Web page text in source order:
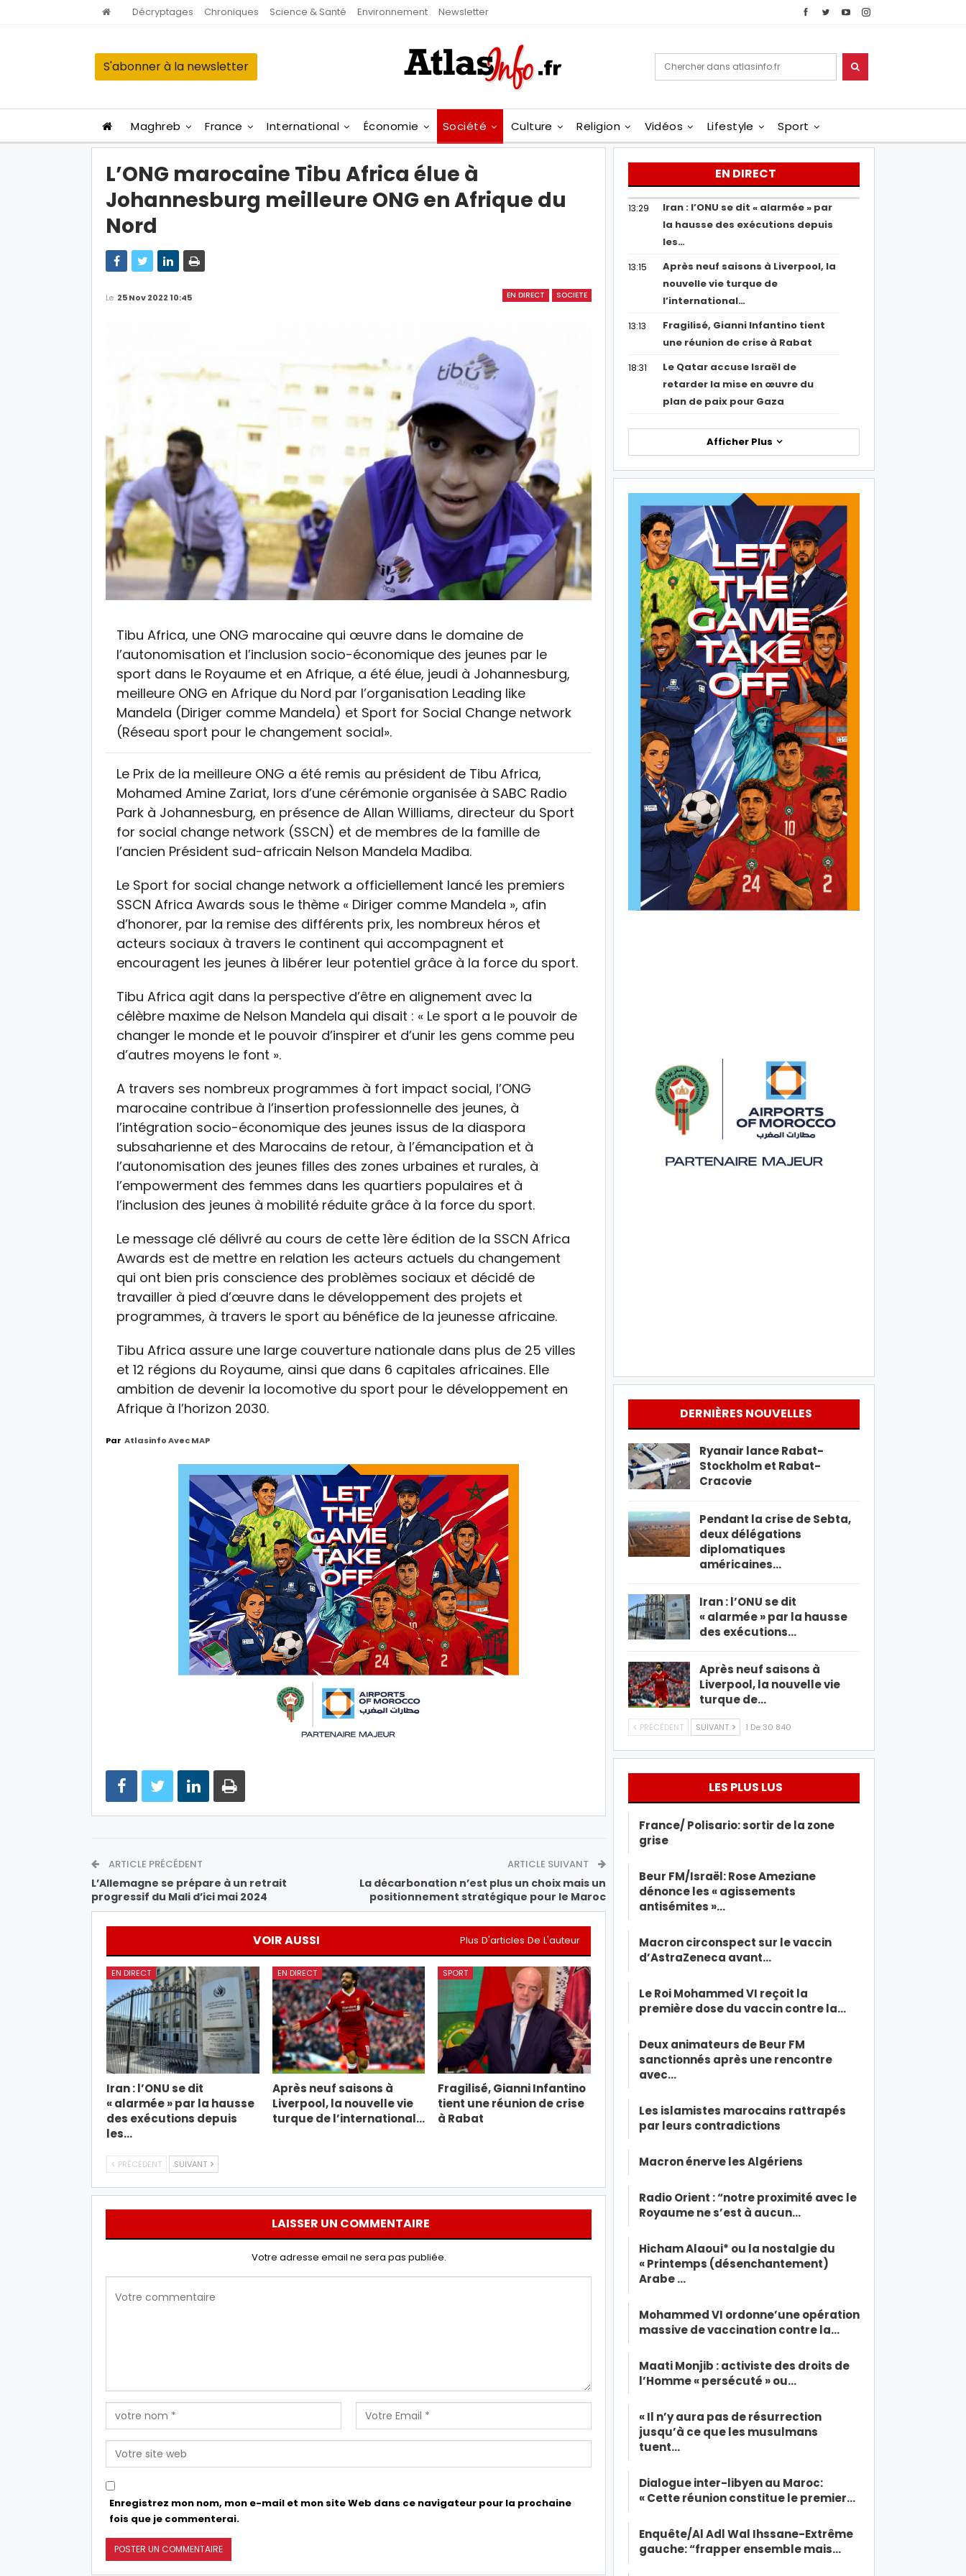
Décryptages Chroniques Science & Santé Environnement Newsletter
S'abonner à la newsletter
Maghreb France International Économie Société Culture Religion Vidéos Lifestyle Sport
L’ONG marocaine Tibu Africa élue à
Johannesburg meilleure ONG en Afrique du
Nord
EN DIRECT SOCIETE
Le 25 Nov 2022 10:45
Tibu Africa, une ONG marocaine qui œuvre dans le domaine de
l’autonomisation et l’inclusion socio-économique des jeunes par le
sport dans le Royaume et en Afrique, a été élue, jeudi à Johannesburg,
meilleure ONG en Afrique du Nord par l’organisation Leading like
Mandela (Diriger comme Mandela) et Sport for Social Change network
(Réseau sport pour le changement social».
Le Prix de la meilleure ONG a été remis au président de Tibu Africa,
Mohamed Amine Zariat, lors d’une cérémonie organisée à SABC Radio
Park à Johannesburg, en présence de Allan Williams, directeur du Sport
for social change network (SSCN) et de membres de la famille de
l’ancien Président sud-africain Nelson Mandela Madiba.
Le Sport for social change network a officiellement lancé les premiers
SSCN Africa Awards sous le thème « Diriger comme Mandela », afin
d’honorer, par la remise des différents prix, les nombreux héros et
acteurs sociaux à travers le continent qui accompagnent et
encouragent les jeunes à libérer leur potentiel grâce à la force du sport.
Tibu Africa agit dans la perspective d’être en alignement avec la
célèbre maxime de Nelson Mandela qui disait : « Le sport a le pouvoir de
changer le monde et le pouvoir d’inspirer et d’unir les gens comme peu
d’autres moyens le font ».
A travers ses nombreux programmes à fort impact social, l’ONG
marocaine contribue à l’insertion professionnelle des jeunes, à
l’intégration socio-économique des jeunes issus de la diaspora
subsaharienne et des Marocains de retour, à l’émancipation et à
l’autonomisation des jeunes filles des zones urbaines et rurales, à
l’empowerment des femmes dans les quartiers populaires et à
l’inclusion des jeunes à mobilité réduite grâce à la force du sport.
Le message clé délivré au cours de cette 1ère édition de la SSCN Africa
Awards est de mettre en relation les acteurs actuels du changement
qui ont bien pris conscience des problèmes sociaux et décidé de
travailler à pied d’œuvre dans le développement des projets et
programmes, à travers le sport au bénéfice de la jeunesse africaine.
Tibu Africa assure une large couverture nationale dans plus de 25 villes
et 12 régions du Royaume, ainsi que dans 6 capitales africaines. Elle
ambition de devenir la locomotive du sport pour le développement en
Afrique à l’horizon 2030.
Par Atlasinfo Avec MAP
ARTICLE PRÉCÉDENT
L’Allemagne se prépare à un retrait
progressif du Mali d’ici mai 2024
ARTICLE SUIVANT
La décarbonation n’est plus un choix mais un
positionnement stratégique pour le Maroc
VOIR AUSSI Plus D'articles De L'auteur
EN DIRECT
Iran : l’ONU se dit
« alarmée » par la hausse
des exécutions depuis
les…
EN DIRECT
Après neuf saisons à
Liverpool, la nouvelle vie
turque de l’international…
SPORT
Fragilisé, Gianni Infantino
tient une réunion de crise
à Rabat
PRÉCÉDENT SUIVANT
LAISSER UN COMMENTAIRE
Votre adresse email ne sera pas publiée.
Enregistrez mon nom, mon e-mail et mon site Web dans ce navigateur pour la prochaine
fois que je commenterai.
EN DIRECT
13:29
Iran : l’ONU se dit « alarmée » par
la hausse des exécutions depuis
les…
13:15
Après neuf saisons à Liverpool, la
nouvelle vie turque de
l’international…
13:13
Fragilisé, Gianni Infantino tient
une réunion de crise à Rabat
18:31
Le Qatar accuse Israël de
retarder la mise en œuvre du
plan de paix pour Gaza
Afficher Plus
DERNIÈRES NOUVELLES
Ryanair lance Rabat-
Stockholm et Rabat-
Cracovie
Pendant la crise de Sebta,
deux délégations
diplomatiques
américaines…
Iran : l’ONU se dit
« alarmée » par la hausse
des exécutions…
Après neuf saisons à
Liverpool, la nouvelle vie
turque de…
PRÉCÉDENT SUIVANT 1 De 30 840
LES PLUS LUS
France/ Polisario: sortir de la zone
grise
Beur FM/Israël: Rose Ameziane
dénonce les « agissements
antisémites »…
Macron circonspect sur le vaccin
d’AstraZeneca avant…
Le Roi Mohammed VI reçoit la
première dose du vaccin contre la…
Deux animateurs de Beur FM
sanctionnés après une rencontre
avec…
Les islamistes marocains rattrapés
par leurs contradictions
Macron énerve les Algériens
Radio Orient : “notre proximité avec le
Royaume ne s’est à aucun…
Hicham Alaoui* ou la nostalgie du
« Printemps (désenchantement)
Arabe …
Mohammed VI ordonne’une opération
massive de vaccination contre la…
Maati Monjib : activiste des droits de
l’Homme « persécuté » ou…
« Il n’y aura pas de résurrection
jusqu’à ce que les musulmans
tuent…
Dialogue inter-libyen au Maroc:
« Cette réunion constitue le premier…
Enquête/Al Adl Wal Ihssane-Extrême
gauche: “frapper ensemble mais…